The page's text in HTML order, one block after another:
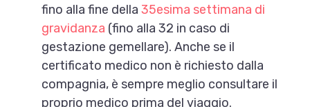
fino alla fine della 35esima settimana di
gravidanza (fino alla 32 in caso di
gestazione gemellare). Anche se il
certificato medico non è richiesto dalla
compagnia, è sempre meglio consultare il
proprio medico prima del viaggio.